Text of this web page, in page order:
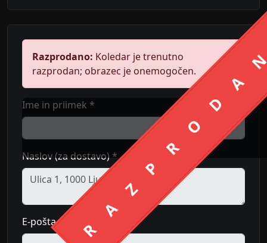
Razprodano: Koledar je trenutno
razprodan; obrazec je onemogočen.
Ime in priimek *
Naslov (za dostavo) *
E-pošta *